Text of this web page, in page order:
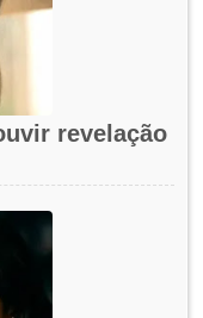
revelação